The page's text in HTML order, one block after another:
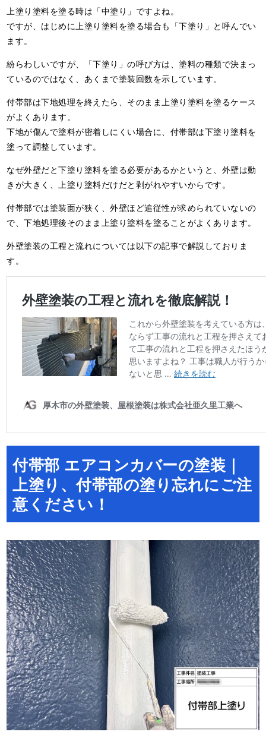
上塗り塗料を塗る時は「中塗り」ですよね。
ですが、はじめに上塗り塗料を塗る場合も「下塗り」と呼んでい
ます。
紛らわしいですが、「下塗り」の呼び方は、塗料の種類で決まっ
ているのではなく、あくまで塗装回数を示しています。
付帯部は下地処理を終えたら、そのまま上塗り塗料を塗るケース
がよくあります。
下地が傷んで塗料が密着しにくい場合に、付帯部は下塗り塗料を
塗って調整しています。
なぜ外壁だと下塗り塗料を塗る必要があるかというと、外壁は動
きが大きく、上塗り塗料だけだと剥がれやすいからです。
付帯部では塗装面が狭く、外壁ほど追従性が求められていないの
で、下地処理後そのまま上塗り塗料を塗ることがよくあります。
外壁塗装の工程と流れについては以下の記事で解説しておりま
す。
付帯部 エアコンカバーの塗装｜
上塗り、付帯部の塗り忘れにご注
意ください！